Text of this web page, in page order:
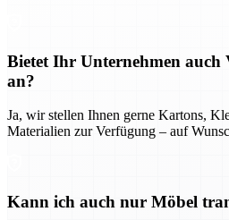
Bietet Ihr Unternehmen auch
an?
Ja, wir stellen Ihnen gerne Kartons,
Materialien zur Verfügung – auf
Kann ich auch nur Möbel